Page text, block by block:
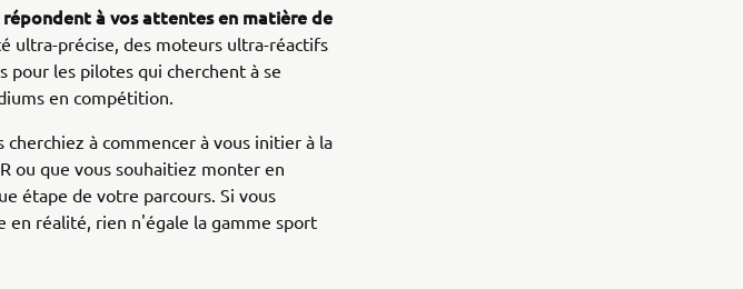
répondent à vos attentes en matière de
ultra-précise, des moteurs ultra-réactifs
pour les pilotes qui cherchent à se
en compétition.
à commencer à vous initier à la
ou que vous souhaitiez monter en
étape de votre parcours. Si vous
en réalité, rien n'égale la gamme sport